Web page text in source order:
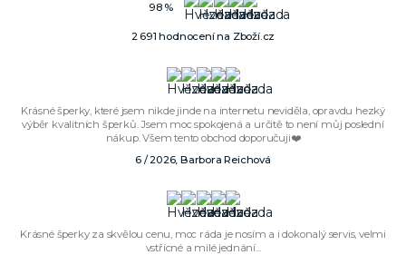
98 %
2 691 hodnocení na Zboží.cz
Krásné šperky, které jsem nikde jinde na internetu neviděla, opravdu hezký
výběr kvalitních šperků. Jsem moc spokojená a určitě to není můj poslední
nákup. Všem tento obchod doporučuji❤️
6 / 2026, Barbora Reichová
Krásné šperky za skvělou cenu, moc ráda je nosím a i dokonalý servis, velmi
vstřícné a milé jednání...